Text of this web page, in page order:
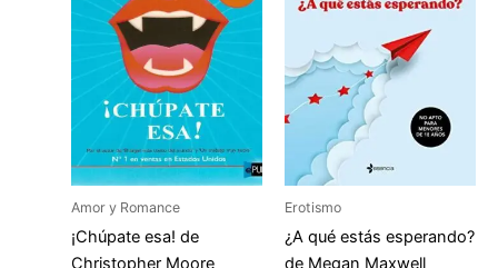
Amor y Romance
¡Chúpate esa! de
Christopher Moore
Erotismo
¿A qué estás esperando?
de Megan Maxwell